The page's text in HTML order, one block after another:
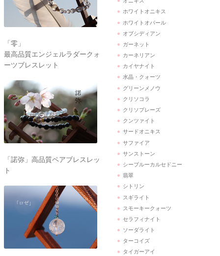
「零」
最高品質エンジェルラダークォ
ーツブレスレット
「諾弥」高品質ペアブレスレッ
ト
ホワイトオニキス
ホワイトオパール
オブシディアン
ガーネット
カーネリアン
カイヤナイト
水晶・クォーツ
グリーンメノウ
クリソコラ
クリソプレーズ
クンツァイト
サードオニキス
サファイア
サンストーン
シーブルーカルセドニー
翡翠
シトリン
スギライト
スモーキークォーツ
セラフィナイト
ソーダライト
ターコイズ
タイガーアイ